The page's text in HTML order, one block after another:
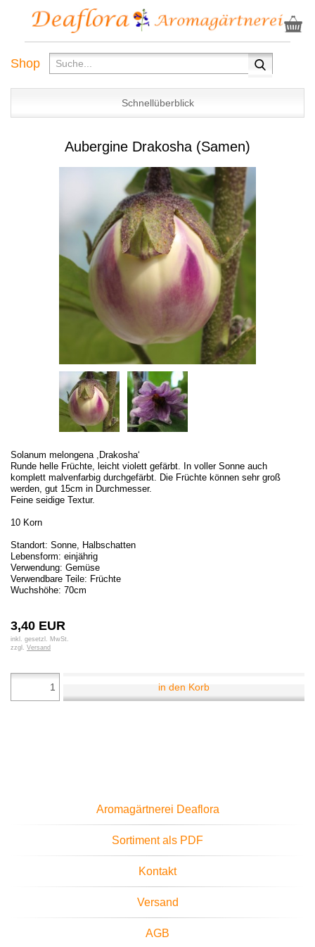
Shop
Schnellüberblick
Aubergine Drakosha (Samen)
Solanum melongena ,Drakosha‘
Runde helle Früchte, leicht violett gefärbt. In voller Sonne auch
komplett malvenfarbig durchgefärbt. Die Früchte können sehr groß
werden, gut 15cm in Durchmesser.
Feine seidige Textur.
10 Korn
Standort: Sonne, Halbschatten
Lebensform: einjährig
Verwendung: Gemüse
Verwendbare Teile: Früchte
Wuchshöhe: 70cm
3,40 EUR
inkl. gesetzl. MwSt.
zzgl. Versand
in den Korb
Aromagärtnerei Deaflora
Sortiment als PDF
Kontakt
Versand
AGB